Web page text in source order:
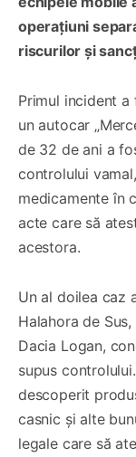
operațiuni
riscurilor și
Primul incident
un autocar
de 32 de ani a
controlului
medicamente în
acte care să
acestora.
Un al doilea caz
Halahora de
Dacia Logan,
supus
descoperit
casnic și alte
legale care să